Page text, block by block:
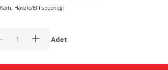
Havale/EFT seçeneği
Adet